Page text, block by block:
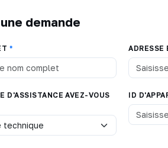
demande
*
D'ASSISTANCE AVEZ-VOUS
ID